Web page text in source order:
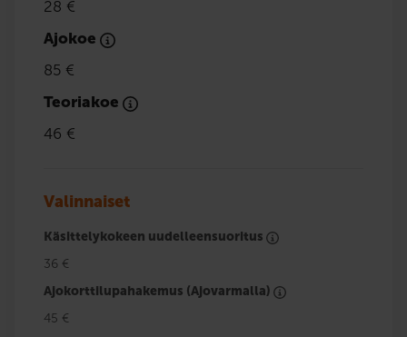
28 €
Ajokoe
85 €
Teoriakoe
46 €
Valinnaiset
Käsittelykokeen uudelleensuoritus
36 €
Ajokorttilupahakemus (Ajovarmalla)
45 €